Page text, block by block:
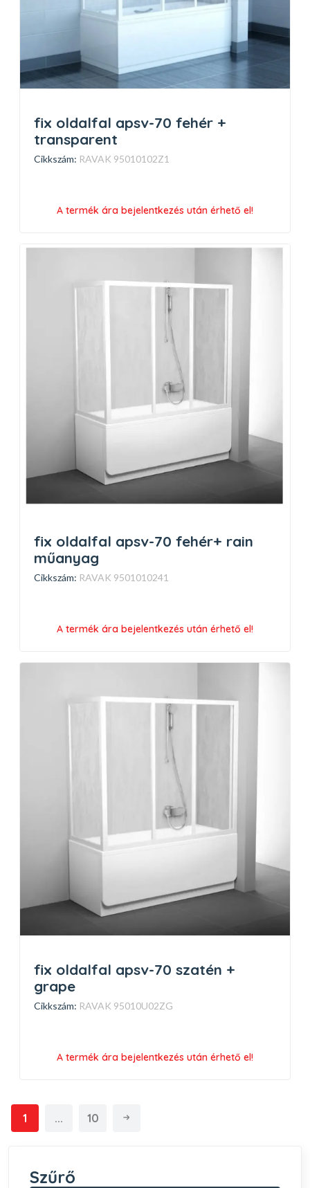
fix oldalfal apsv-70 fehér +
transparent
Cikkszám: RAVAK 95010102Z1
A termék ára bejelentkezés után érhető el!
fix oldalfal apsv-70 fehér+ rain
műanyag
Cikkszám: RAVAK 9501010241
A termék ára bejelentkezés után érhető el!
fix oldalfal apsv-70 szatén +
grape
Cikkszám: RAVAK 95010U02ZG
A termék ára bejelentkezés után érhető el!
1 ... 10
Szűrő